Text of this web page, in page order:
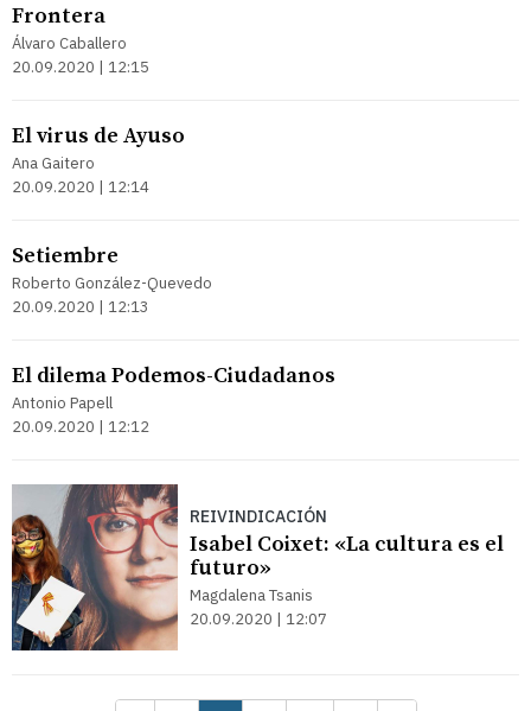
Frontera
Álvaro Caballero
20.09.2020 | 12:15
El virus de Ayuso
Ana Gaitero
20.09.2020 | 12:14
Setiembre
Roberto González-Quevedo
20.09.2020 | 12:13
El dilema Podemos-Ciudadanos
Antonio Papell
20.09.2020 | 12:12
REIVINDICACIÓN
Isabel Coixet: «La cultura es el
futuro»
Magdalena Tsanis
20.09.2020 | 12:07